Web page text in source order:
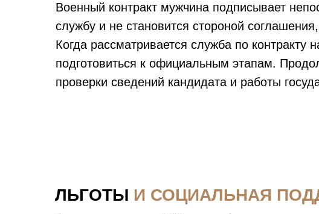
Военный контракт мужчина подписывает
службу и не становится стороной
Когда рассматривается служба по
подготовиться к официальным этапам.
проверки сведений кандидата и работы
ЛЬГОТЫ И СОЦИАЛЬНАЯ